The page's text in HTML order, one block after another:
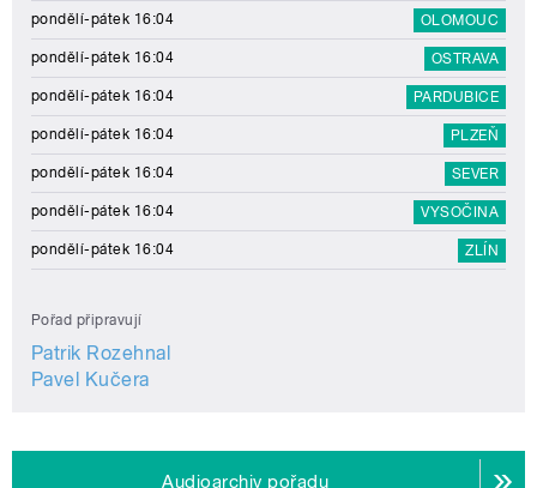
pondělí-pátek 16:04 OLOMOUC
pondělí-pátek 16:04 OSTRAVA
pondělí-pátek 16:04 PARDUBICE
pondělí-pátek 16:04 PLZEŇ
pondělí-pátek 16:04 SEVER
pondělí-pátek 16:04 VYSOČINA
pondělí-pátek 16:04 ZLÍN
Pořad připravují
Patrik Rozehnal
Pavel Kučera
Audioarchiv pořadu